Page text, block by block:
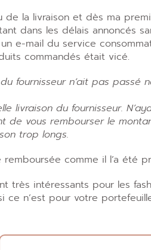
la livraison et dès ma
dans les délais annoncés
e-mail du service
commandés était vicé.
fournisseur n’ait pas passé
livraison du fournisseur.
de vous rembourser le
trop longs.
comme il l’a été
très intéressants pour les
ce n’est pour votre